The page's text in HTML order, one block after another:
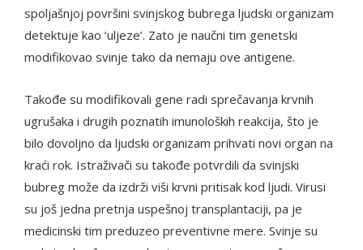
spoljašnjoj površini svinjskog bubrega ljudski organizam
detektuje kao ‘uljeze’. Zato je naučni tim genetski
modifikovao svinje tako da nemaju ove antigene.
Takođe su modifikovali gene radi sprečavanja krvnih
ugrušaka i drugih poznatih imunoloških reakcija, što je
bilo dovoljno da ljudski organizam prihvati novi organ na
kraći rok. Istraživači su takođe potvrdili da svinjski
bubreg može da izdrži viši krvni pritisak kod ljudi. Virusi
su još jedna pretnja uspešnoj transplantaciji, pa je
medicinski tim preduzeo preventivne mere. Svinje su